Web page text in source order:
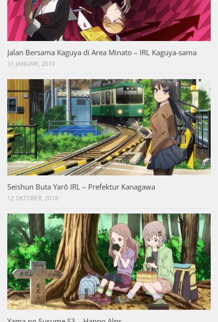
Jalan Bersama Kaguya di Area Minato – IRL Kaguya-sama
31 JANUARI, 2019
Seishun Buta Yarō IRL – Prefektur Kanagawa
12 OKTOBER, 2018